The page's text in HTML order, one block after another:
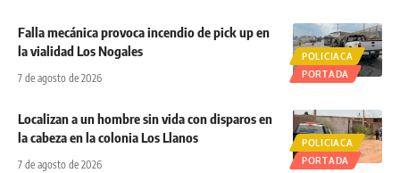
POLICIACA
PORTADA
Falla mecánica provoca incendio de pick up en
la vialidad Los Nogales
7 de agosto de 2026
POLICIACA
PORTADA
Localizan a un hombre sin vida con disparos en
la cabeza en la colonia Los Llanos
7 de agosto de 2026